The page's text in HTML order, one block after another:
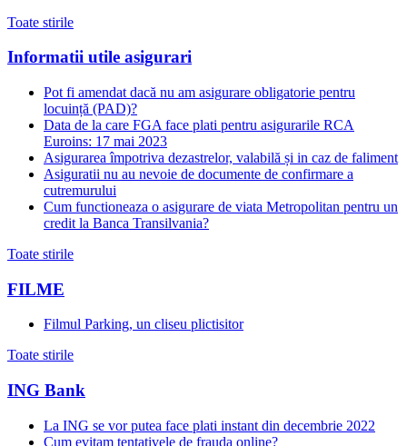
Toate stirile
Informatii utile asigurari
Pot fi amendat dacă nu am asigurare obligatorie pentru
locuință (PAD)?
Data de la care FGA face plati pentru asigurarile RCA
Euroins: 17 mai 2023
Asigurarea împotriva dezastrelor, valabilă și in caz de faliment
Asiguratii nu au nevoie de documente de confirmare a
cutremurului
Cum functioneaza o asigurare de viata Metropolitan pentru un
credit la Banca Transilvania?
Toate stirile
FILME
Filmul Parking, un cliseu plictisitor
Toate stirile
ING Bank
La ING se vor putea face plati instant din decembrie 2022
Cum evitam tentativele de frauda online?